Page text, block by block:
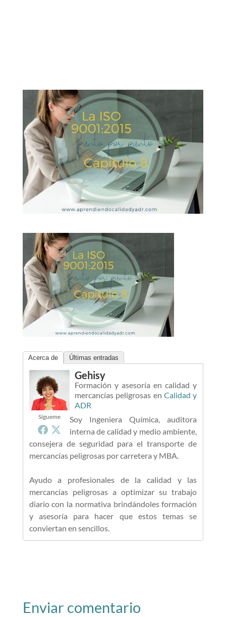
Acerca de Últimas entradas
Sígueme
Gehisy
Formación y asesoría en calidad y
mercancías peligrosas en Calidad y
ADR
Soy Ingeniera Química, auditora
interna de calidad y medio ambiente,
consejera de seguridad para el transporte de
mercancías peligrosas por carretera y MBA.
Ayudo a profesionales de la calidad y las
mercancías peligrosas a optimizar su trabajo
diario con la normativa brindándoles formación
y asesoría para hacer que estos temas se
conviertan en sencillos.
Enviar comentario